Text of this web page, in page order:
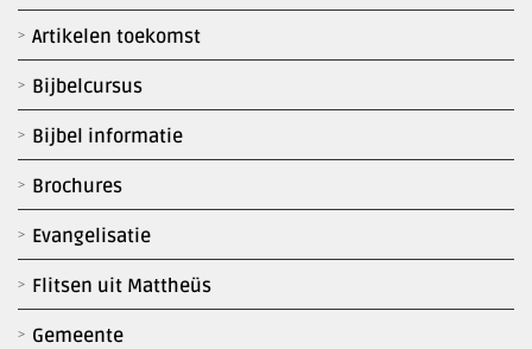
Artikelen toekomst
Bijbelcursus
Bijbel informatie
Brochures
Evangelisatie
Flitsen uit Mattheüs
Gemeente